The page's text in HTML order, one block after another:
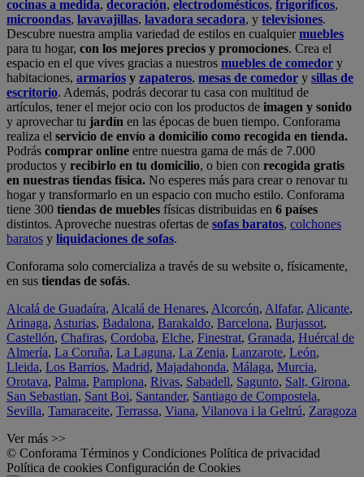
cocinas a medida, decoración, electrodomésticos, frigoríficos,
microondas, lavavajillas, lavadora secadora, y televisiones.
Descubre nuestra amplia variedad de estilos en cualquiermuebles
para tu hogar, con los mejores precios y promociones. Crea el
espacio en el que vives gracias a nuestros muebles de comedor y
habitaciones, armarios y zapateros, mesas de comedor y sillas de
escritorio. Además, podrás decorar tu casa con multitud de
artículos, tener el mejor ocio con los productos de imagen y sonido
y aprovechar tu jardín en las épocas de buen tiempo. Conforama
realiza el servicio de envío a domicilio como recogida en tienda.
Podrás comprar online entre nuestra gama de más de 7.000
productos y recibirlo en tu domicilio, o bien con recogida gratis
en nuestras tiendas física. No esperes más para crear o renovar tu
hogar y transformarlo en un espacio con mucho estilo. Conforama
tiene 300 tiendas de muebles físicas distribuidas en 6 países
distintos. Aproveche nuestras ofertas de sofas baratos, colchones
baratos y liquidaciones de sofas.
Conforama solo comercializa a través de su website o, físicamente,
en sus tiendas de sofás.
Alcalá de Guadaíra, Alcalá de Henares, Alcorcón, Alfafar, Alicante,
Arinaga, Asturias, Badalona, Barakaldo, Barcelona, Burjassot,
Castellón, Chafiras, Cordoba, Elche, Finestrat, Granada, Huércal de
Almería, La Coruña, La Laguna, La Zenia, Lanzarote, León,
Lleida, Los Barrios, Madrid, Majadahonda, Málaga, Murcia,
Orotava, Palma, Pamplona, Rivas, Sabadell, Sagunto, Salt, Girona,
San Sebastian, Sant Boi, Santander, Santiago de Compostela,
Sevilla, Tamaraceite, Terrassa, Viana, Vilanova i la Geltrú, Zaragoza
Ver más >>
© Conforama Términos y Condiciones Política de privacidad
Política de cookies Configuración de Cookies